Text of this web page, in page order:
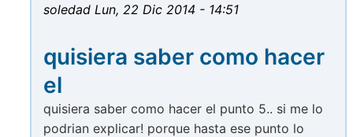
soledad Lun, 22 Dic 2014 - 14:51
quisiera saber como hacer
el
quisiera saber como hacer el punto 5.. si me lo
podrian explicar! porque hasta ese punto lo